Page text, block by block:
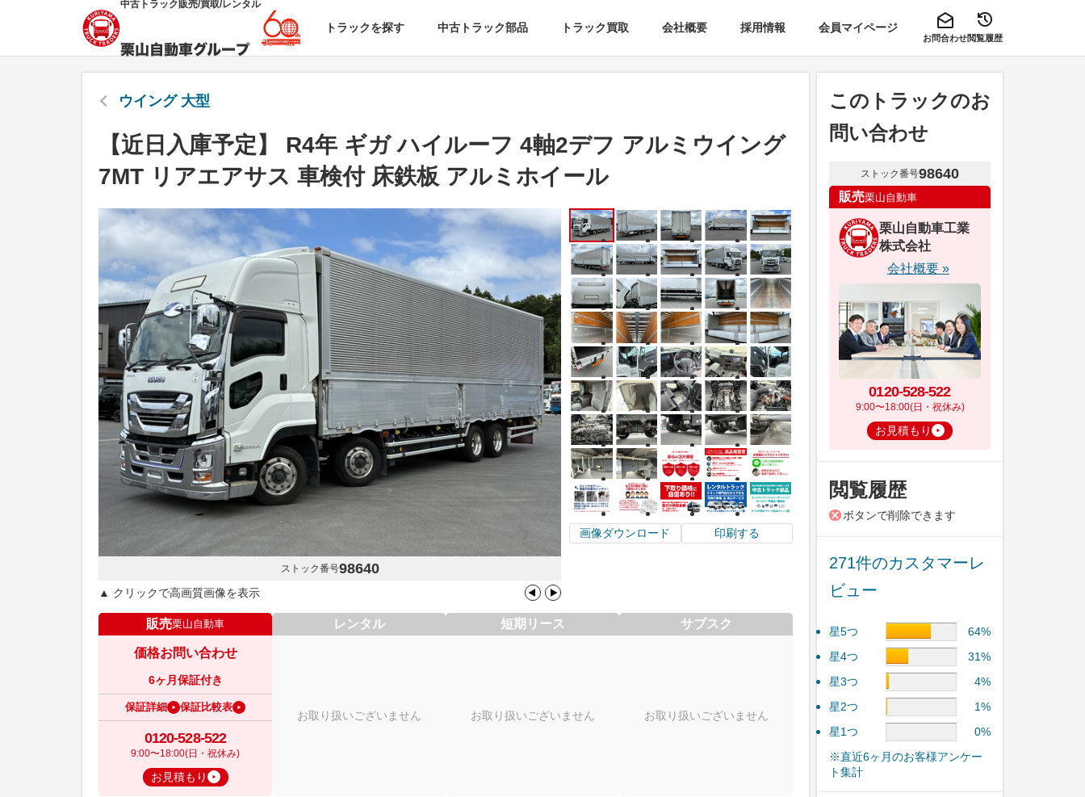
中古トラック販売/買取/レンタル
トラックを探す 中古トラック部品 トラック買取 会社概要 採用情報 会員マイページ
お問合わせ閲覧履歴
ウイング 大型
【近日入庫予定】 R4年 ギガ ハイルーフ 4軸2デフ アルミウイング
7MT リアエアサス 車検付 床鉄板 アルミホイール
ストック番号98640
▲ クリックで高画質画像を表示
画像ダウンロード 印刷する
販売栗山自動車
価格お問い合わせ
6ヶ月保証付き
保証詳細 保証比較表
0120-528-522
9:00〜18:00(日・祝休み)
お見積もり
レンタル
お取り扱いございません
短期リース
お取り扱いございません
サブスク
お取り扱いございません
このトラックのお
問い合わせ
ストック番号98640
販売栗山自動車
栗山自動車工業
株式会社
会社概要 »
0120-528-522
9:00〜18:00(日・祝休み)
お見積もり
閲覧履歴
ボタンで削除できます
271件のカスタマーレ
ビュー
星5つ
64%
星4つ
31%
星3つ
4%
星2つ
1%
星1つ
0%
※直近6ヶ月のお客様アンケー
ト集計